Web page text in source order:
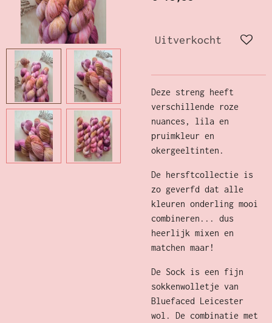
Uitverkocht
Deze streng heeft
verschillende roze
nuances, lila en
pruimkleur en
okergeeltinten.
De hersftcollectie is
zo geverfd dat alle
kleuren onderling mooi
combineren... dus
heerlijk mixen en
matchen maar!
De Sock is een fijn
sokkenwolletje van
Bluefaced Leicester
wol. De combinatie met